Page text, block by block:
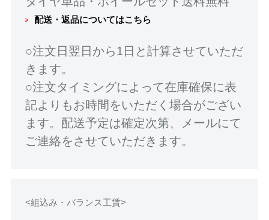
配送・返品についてはこちら
○注文日翌日から1日と計算させていただ
きます。
○注文タイミングによって在庫確保に表
記よりもお時間をいただく場合がござい
ます。配送予定は確定次第、メールにて
ご連絡をさせていただきます。
<組込み・バランス工賃>